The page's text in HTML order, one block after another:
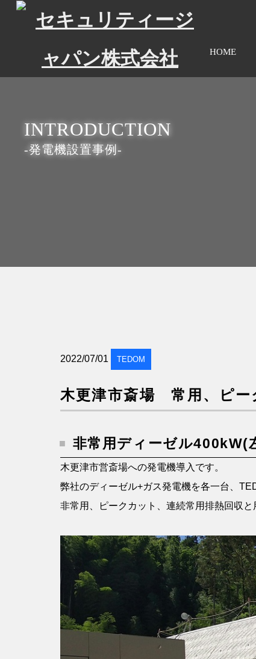
HOME
INTRODUCTION
-発電機設置事例-
2022/07/01 TEDOM
木更津市斎場 常用、ピー
非常用ディーゼル400kW(
木更津市営斎場への発電機導入です。
弊社のディーゼル+ガス発電機を各一台、
非常用、ピークカット、連続常用排熱回収